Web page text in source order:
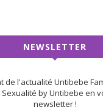
NEWSLETTER
de l'actualité Untibebe
by Untibebe en
newsletter !